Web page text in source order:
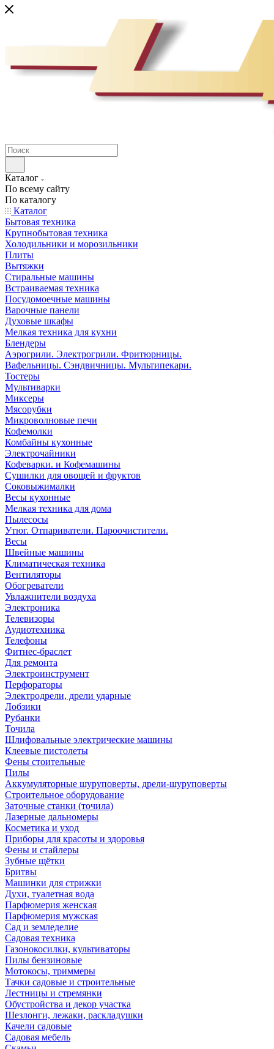
Каталог
По всему сайту
По каталогу
Каталог
Бытовая техника
Крупнобытовая техника
Холодильники и морозильники
Плиты
Вытяжки
Стиральные машины
Встраиваемая техника
Посудомоечные машины
Варочные панели
Духовые шкафы
Мелкая техника для кухни
Блендеры
Аэрогрили. Электрогрили. Фритюрницы.
Вафельницы. Сэндвичницы. Мультипекари.
Тостеры
Мультиварки
Миксеры
Мясорубки
Микроволновые печи
Кофемолки
Комбайны кухонные
Электрочайники
Кофеварки. и Кофемашины
Сушилки для овощей и фруктов
Соковыжималки
Весы кухонные
Мелкая техника для дома
Пылесосы
Утюг. Отпариватели. Пароочистители.
Весы
Швейные машины
Климатическая техника
Вентиляторы
Обогреватели
Увлажнители воздуха
Электроника
Телевизоры
Аудиотехника
Телефоны
Фитнес-браслет
Для ремонта
Электроинструмент
Перфораторы
Электродрели, дрели ударные
Лобзики
Рубанки
Точила
Шлифовальные электрические машины
Клеевые пистолеты
Фены стоительные
Пилы
Аккумуляторные шуруповерты, дрели-шуруповерты
Строительное оборудование
Заточные станки (точила)
Лазерные дальномеры
Косметика и уход
Приборы для красоты и здоровья
Фены и стайлеры
Зубные щётки
Бритвы
Машинки для стрижки
Духи, туалетная вода
Парфюмерия женская
Парфюмерия мужская
Сад и земледелие
Садовая техника
Газонокосилки, культиваторы
Пилы бензиновые
Мотокосы, триммеры
Тачки садовые и строительные
Лестницы и стремянки
Обустройства и декор участка
Шезлонги, лежаки, раскладушки
Качели садовые
Садовая мебель